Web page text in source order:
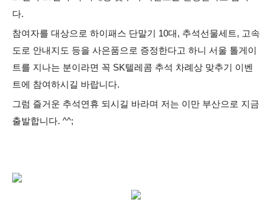
다.
참여자를 대상으로 하이패스 단말기 10대, 추석선물세트, 고속
도로 안내지도 등을 사은품으로 증정한다고 하니 서울 톨게이
트를 지나는 분이라면 꼭 SK텔레콤 추석 차례상 맞추기 이벤
트에 참여하시길 바랍니다.
그럼 즐거운 추석연휴 되시길 바라며 저는 이만 부산으로 지금
출발합니다. ^^;